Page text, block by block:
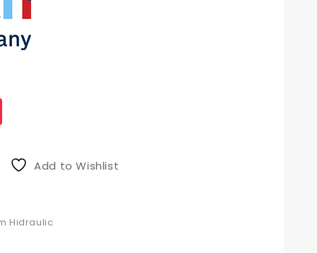
Add to Wishlist
Hidraulic